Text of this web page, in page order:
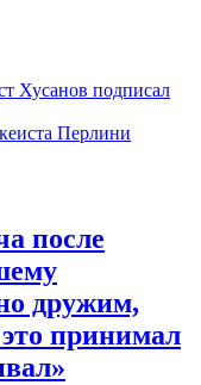
Хусанов подписал
Перлини
после
дружим,
принимал